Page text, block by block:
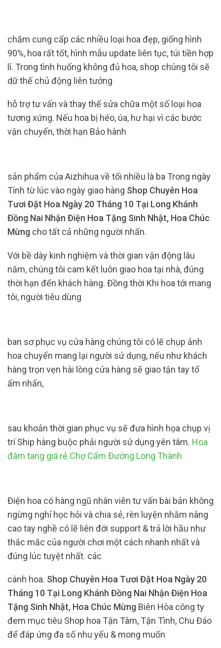
chăm cung cấp các nhiều loại hoa đẹp, giống hình
90%, hoa rất tốt, hình mẫu update liên tục, túi tiền hợp
lí. Trong tình huống không đủ hoa, shop chúng tôi sẽ
dữ thế chủ động liên tưởng
hỗ trợ tư vấn và thay thế sửa chữa một số loại hoa
tương xứng. Nếu hoa bị héo, úa, hư hại vì các bước
vận chuyển, thời hạn Bảo hành
sản phẩm của Aizhihua về tối nhiều là ba Trong ngày
Tính từ lúc vào ngày giao hàng Shop Chuyên Hoa
Tươi Đặt Hoa Ngày 20 Tháng 10 Tại Long Khánh
Đồng Nai Nhận Điện Hoa Tặng Sinh Nhật, Hoa Chúc
Mừng cho tất cả những người nhấn.
Với bề dày kinh nghiệm và thời gian vận động lâu
năm, chúng tôi cam kết luôn giao hoa tại nhà, đúng
thời hạn đến khách hàng. Đồng thời Khi hoa tới mang
tôi, người tiêu dùng
ban sơ phục vụ cửa hàng chúng tôi có lẽ chụp ảnh
hoa chuyển mang lại người sử dụng, nếu như khách
hàng trọn vẹn hài lòng cửa hàng sẽ giao tận tay tổ
ấm nhấn,
sau khoản thời gian phục vụ sẽ đưa hình họa chụp vị
trí Ship hàng buộc phải người sử dụng yên tâm. Hoa
đám tang giá rẻ Chợ Cẩm Đường Long Thành
Điện hoa có hàng ngũ nhân viên tư vấn bài bản không
ngừng nghỉ học hỏi và chia sẻ, rèn luyện nhằm nâng
cao tay nghề có lẽ liên đới support & trả lời hầu như
thắc mắc của người chơi một cách nhanh nhất và
đúng lúc tuyệt nhất. các
cành hoa. Shop Chuyên Hoa Tươi Đặt Hoa Ngày 20
Tháng 10 Tại Long Khánh Đồng Nai Nhận Điện Hoa
Tặng Sinh Nhật, Hoa Chúc Mừng Biên Hòa công ty
đem mục tiêu Shop hoa Tận Tâm, Tận Tình, Chu Đáo
để đáp ứng đa số nhu yếu & mong muốn